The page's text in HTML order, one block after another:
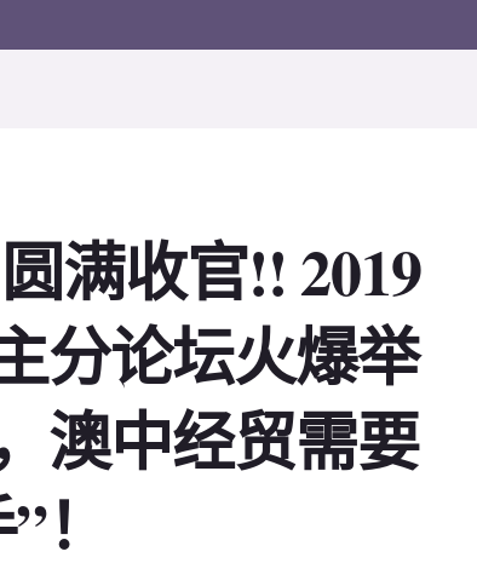
满收官!! 2019
分论坛火爆举
澳中经贸需要